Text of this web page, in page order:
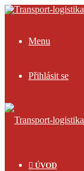
Menu
Přihlásit se
ÚVOD